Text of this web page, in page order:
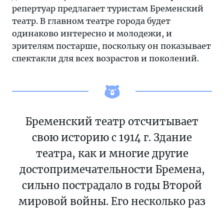
репертуар предлагает туристам Бременский
театр. В главном театре города будет
одинаково интересно и молодежи, и
зрителям постарше, поскольку он показывает
спектакли для всех возрастов и поколений.
Бременский театр отсчитывает
свою историю с 1914 г. Здание
театра, как и многие другие
достопримечательности Бремена,
сильно пострадало в годы Второй
мировой войны. Его несколько раз